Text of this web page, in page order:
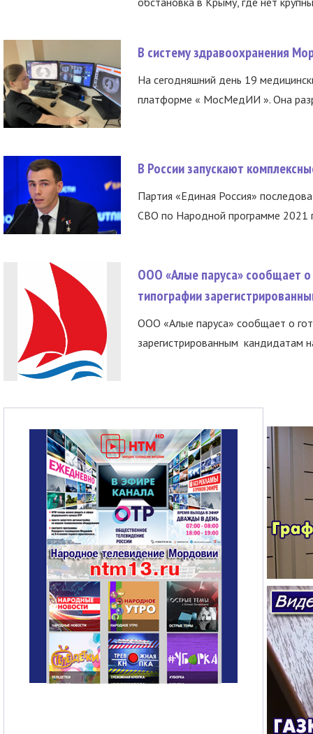
В систему здравоохранения
На сегодняшний день 19
платформе « МосМедИИ ». Она
В России запускают
Партия «Единая Россия»
СВО по Народной программе 2021
ООО «Алые паруса» сообщает о
типографии
ООО «Алые паруса» сообщает о
зарегистрированным кандидатам